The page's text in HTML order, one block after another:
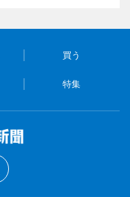
買う
特集